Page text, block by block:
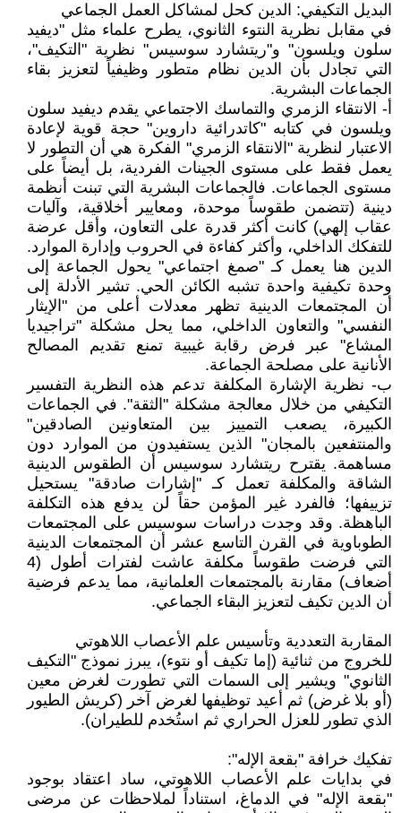
البديل التكيفي: الدين كحل لمشاكل العمل الجماعي
في مقابل نظرية النتوء الثانوي، يطرح علماء مثل "ديفيد
سلون ويلسون" و"ريتشارد سوسيس" نظرية "التكيف"،
التي تجادل بأن الدين نظام متطور وظيفياً لتعزيز بقاء
الجماعات البشرية.
أ- الانتقاء الزمري والتماسك الاجتماعي يقدم ديفيد سلون
ويلسون في كتابه "كاتدرائية داروين" حجة قوية لإعادة
الاعتبار لنظرية "الانتقاء الزمري" الفكرة هي أن التطور لا
يعمل فقط على مستوى الجينات الفردية، بل أيضاً على
مستوى الجماعات. فالجماعات البشرية التي تبنت أنظمة
دينية (تتضمن طقوساً موحدة، ومعايير أخلاقية، وآليات
عقاب إلهي) كانت أكثر قدرة على التعاون، وأقل عرضة
للتفكك الداخلي، وأكثر كفاءة في الحروب وإدارة الموارد.
الدين هنا يعمل كـ "صمغ اجتماعي" يحول الجماعة إلى
وحدة تكيفية واحدة تشبه الكائن الحي. تشير الأدلة إلى
أن المجتمعات الدينية تظهر معدلات أعلى من "الإيثار
النفسي" والتعاون الداخلي، مما يحل مشكلة "تراجيديا
المشاع" عبر فرض رقابة غيبية تمنع تقديم المصالح
الأنانية على مصلحة الجماعة.
ب- نظرية الإشارة المكلفة تدعم هذه النظرية التفسير
التكيفي من خلال معالجة مشكلة "الثقة". في الجماعات
الكبيرة، يصعب التمييز بين المتعاونين الصادقين"
والمنتفعين بالمجان" الذين يستفيدون من الموارد دون
مساهمة. يقترح ريتشارد سوسيس أن الطقوس الدينية
الشاقة والمكلفة تعمل كـ "إشارات صادقة" يستحيل
تزييفها؛ فالفرد غير المؤمن حقاً لن يدفع هذه التكلفة
الباهظة. وقد وجدت دراسات سوسيس على المجتمعات
الطوباوية في القرن التاسع عشر أن المجتمعات الدينية
التي فرضت طقوساً مكلفة عاشت لفترات أطول (4
أضعاف) مقارنة بالمجتمعات العلمانية، مما يدعم فرضية
أن الدين تكيف لتعزيز البقاء الجماعي.
المقاربة التعددية وتأسيس علم الأعصاب اللاهوتي
للخروج من ثنائية (إما تكيف أو نتوء)، يبرز نموذج "التكيف
الثانوي" ويشير إلى السمات التي تطورت لغرض معين
(أو بلا غرض) ثم أعيد توظيفها لغرض آخر (كريش الطيور
الذي تطور للعزل الحراري ثم استُخدم للطيران).
تفكيك خرافة "بقعة الإله":
في بدايات علم الأعصاب اللاهوتي، ساد اعتقاد بوجود
"بقعة الإله" في الدماغ، استناداً لملاحظات عن مرضى